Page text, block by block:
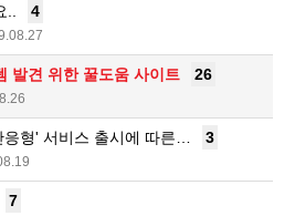
4
발견 위한 꿀도움 사이트 26
형' 서비스 출시에 따른… 3
7